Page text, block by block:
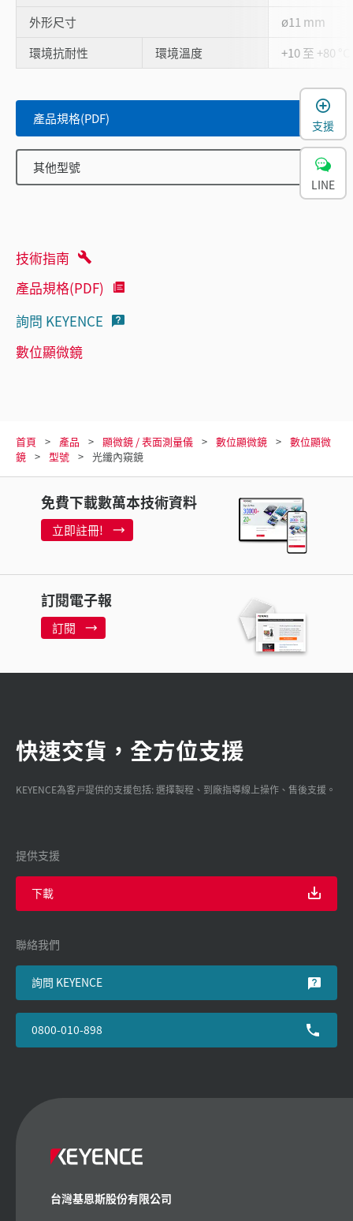
外形尺寸
ø11 mm
環境抗耐性
環境溫度 +10 至 +80 °C
產品規格(PDF)
其他型號
技術指南
產品規格(PDF)
詢問 KEYENCE
數位顯微鏡
首頁 產品 顯微鏡 / 表面測量儀 數位顯微鏡
數位顯微
鏡
型號 光纖內窺鏡
免費下載數萬本技術資料
立即註冊!
訂閱電子報
訂閱
快速交貨，全方位支援
KEYENCE為客戸提供的支援包括: 選擇製程、到廠指導線上操作、售後支援。
提供支援
下載
聯絡我們
詢問 KEYENCE
0800-010-898
台灣基恩斯股份有限公司
支援
LINE